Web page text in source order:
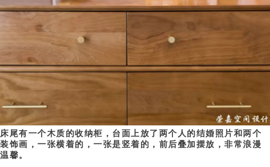
床尾有一个木质的收纳柜，台面上放了两个人的结婚照片和两个
装饰画，一张横着的，一张是竖着的，前后叠加摆放，非常浪漫
温馨。